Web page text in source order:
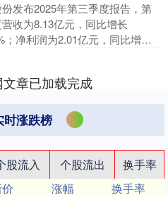
发布2025年第三季度报告，第
收为8.13亿元，同比增长
；净利润为2.01亿元，同比增长
章已加载完成
时涨跌榜
股流入 个股流出
换手率
涨幅
换手率